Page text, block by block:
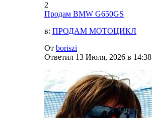
2
Продам BMW G650GS
в: ПРОДАМ МОТОЦИКЛ
От boriszi
Ответил 13 Июля, 2026 в 14:38